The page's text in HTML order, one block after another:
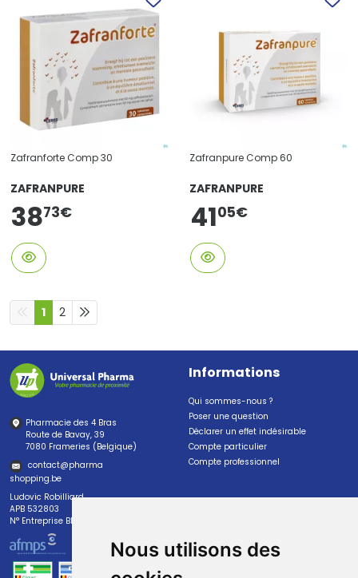
Nous utilisons des
Zafranforte Comp 30
ZAFRANPURE
3873€
Zafranpure Comp 60
ZAFRANPURE
4105€
1 2
Pharmacie des 4 Bras
Route de Bavay, 39
7080 Frameries (Belgique)
contact@pharma
shopping.be
Ludovic Robilliard
APB 532803
N° Entreprise BE0447.382.113
Informations
Qui sommes-nous ?
Poser une question
Déclarer un effet indésirable
Compte particulier
Compte professionnel